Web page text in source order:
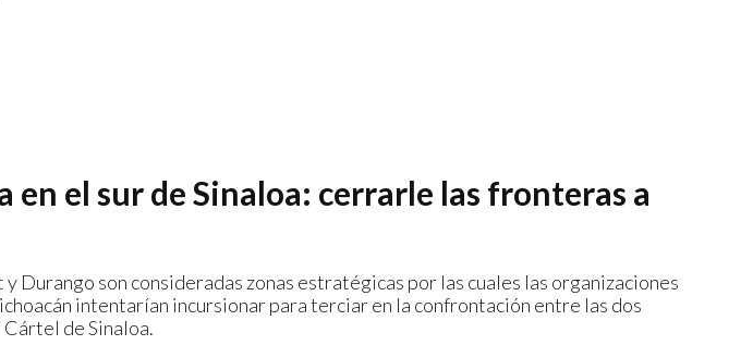
en el sur de Sinaloa: cerrarle las fronteras a
Durango son consideradas zonas estratégicas por las cuales las organizaciones
intentarían incursionar para terciar en la confrontación entre las dos
de Sinaloa.